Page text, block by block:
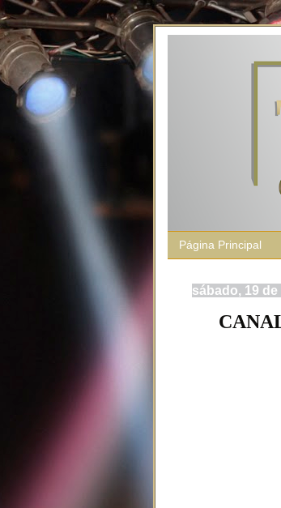
Página Principal
sábado, 19